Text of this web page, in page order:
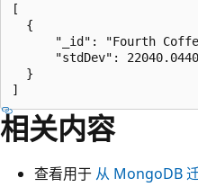
[
  {
"_id": "Fourth
"stdDev":
  }
相关内容
查看用于 从 MongoDB